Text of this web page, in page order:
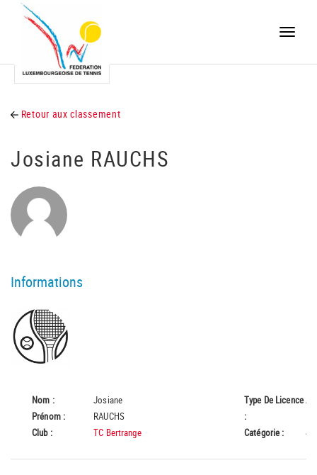
Toggle
Retour aux classement
Josiane RAUCHS
Informations
Nom :
Josiane
Prénom :
RAUCHS
Club :
TC Bertrange
Type De Licence
:
A
Catégorie :